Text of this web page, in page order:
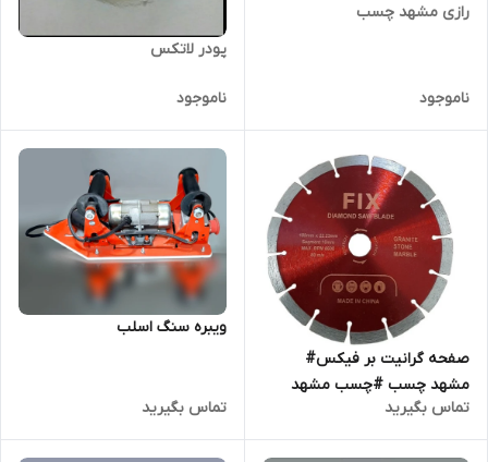
رازی مشهد چسب
ناموجود
پودر لاتکس
ناموجود
صفحه گرانیت بر فیکس#
مشهد چسب #چسب مشهد
تماس بگیرید
ویبره سنگ اسلب
تماس بگیرید